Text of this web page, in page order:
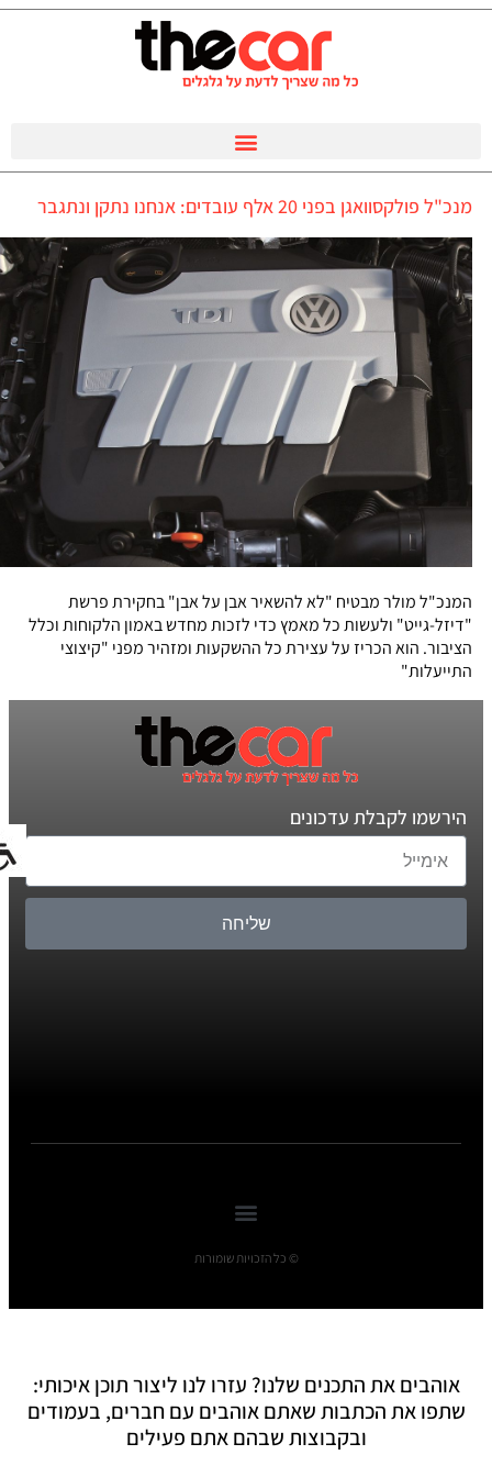
מנכ"ל פולקסוואגן בפני 20 אלף עובדים: אנחנו נתקן ונתגבר
המנכ"ל מולר מבטיח "לא להשאיר אבן על אבן" בחקירת פרשת
"דיזל-גייט" ולעשות כל מאמץ כדי לזכות מחדש באמון הלקוחות וכלל
הציבור. הוא הכריז על עצירת כל ההשקעות ומזהיר מפני "קיצוצי
התייעלות"
הירשמו לקבלת עדכונים
שליחה
© כל הזכויות שומורות
אוהבים את התכנים שלנו? עזרו לנו ליצור תוכן איכותי:
שתפו את הכתבות שאתם אוהבים עם חברים, בעמודים
ובקבוצות שבהם אתם פעילים